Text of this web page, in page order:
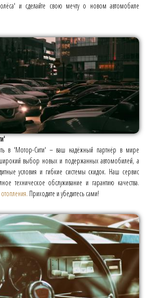
и сделайте свою мечту о новом автомобиле
в 'Мотор-Сити' – ваш надёжный партнёр в мире
выбор новых и подержанных автомобилей, а
условия и гибкие системы скидок. Наш сервис
техническое обслуживание и гарантию качества.
Приходите и убедитесь сами!